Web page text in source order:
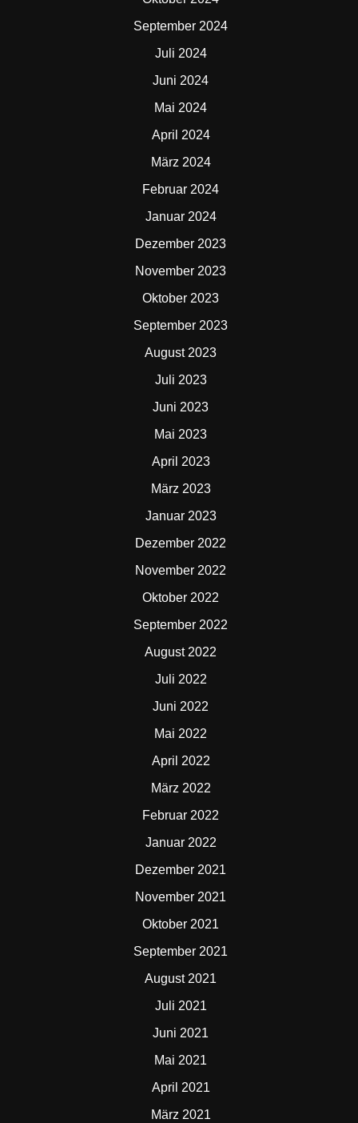
September 2024
Juli 2024
Juni 2024
Mai 2024
April 2024
März 2024
Februar 2024
Januar 2024
Dezember 2023
November 2023
Oktober 2023
September 2023
August 2023
Juli 2023
Juni 2023
Mai 2023
April 2023
März 2023
Januar 2023
Dezember 2022
November 2022
Oktober 2022
September 2022
August 2022
Juli 2022
Juni 2022
Mai 2022
April 2022
März 2022
Februar 2022
Januar 2022
Dezember 2021
November 2021
Oktober 2021
September 2021
August 2021
Juli 2021
Juni 2021
Mai 2021
April 2021
März 2021